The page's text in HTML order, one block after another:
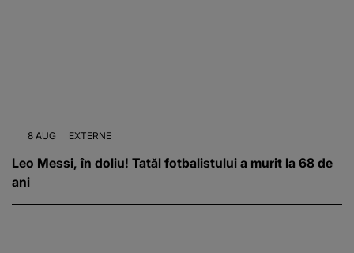
8 AUG EXTERNE
Leo Messi, în doliu! Tatăl fotbalistului a murit la 68 de
ani